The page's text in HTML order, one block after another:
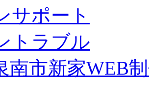
サポート
トラブル
南市新家WEB